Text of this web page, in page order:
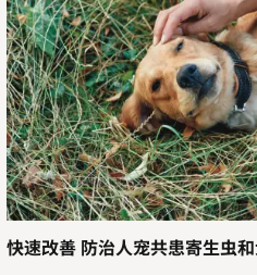
快速改善 防治人宠共患寄生虫